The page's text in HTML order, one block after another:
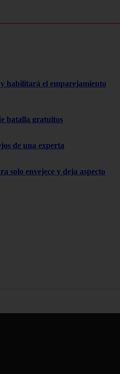
habilitará el emparejamiento
batalla gratuitos
de una experta
solo envejece y deja aspecto